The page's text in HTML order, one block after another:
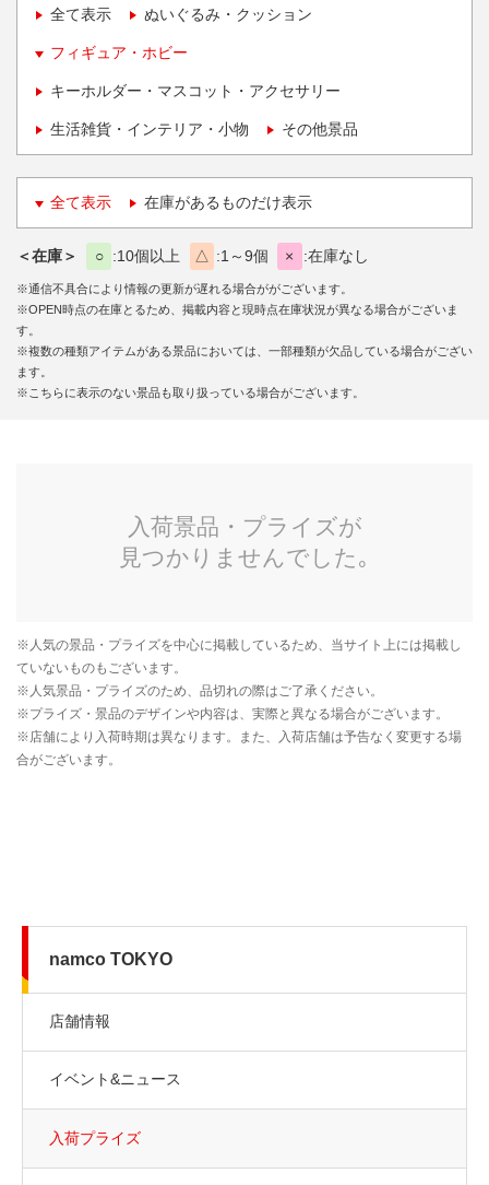
全て表示 ぬいぐるみ・クッション
フィギュア・ホビー
キーホルダー・マスコット・アクセサリー
生活雑貨・インテリア・小物 その他景品
全て表示 在庫があるものだけ表示
＜在庫＞ ○ 10個以上 △ 1～9個 × 在庫なし
※通信不具合により情報の更新が遅れる場合ががございます。
※OPEN時点の在庫とるため、掲載内容と現時点在庫状況が異なる場合がございま
す。
※複数の種類アイテムがある景品においては、一部種類が欠品している場合がござい
ます。
※こちらに表示のない景品も取り扱っている場合がございます。
namco TOKYO
店舗情報
イベント&ニュース
入荷プライズ